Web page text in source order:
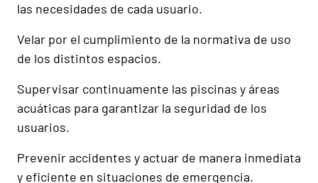
las necesidades de cada usuario.
Velar por el cumplimiento de la normativa de uso
de los distintos espacios.
Supervisar continuamente las piscinas y áreas
acuáticas para garantizar la seguridad de los
usuarios.
Prevenir accidentes y actuar de manera inmediata
y eficiente en situaciones de emergencia.